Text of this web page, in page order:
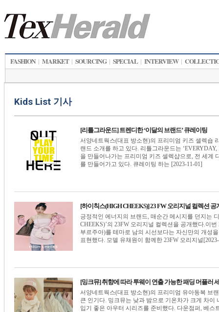
FASHION | MARKET | SOURCING | SPECIAL | INTERVIEW |
Kids List 기사
[리틀그라운드] 트렌디한 ‘이달의 브랜드’ 큐레이팅
서양네트웍스(대표 방소현)의 프리미엄 키즈 셀렉숍
랜드 소개를 하고 있다. 리틀그라운드는
을 만들어나가는 프리미엄 키즈 셀렉샵으로, 전 세계
를 만들어가고 있다. 큐레이팅 하는 [2023-11-01]
[하이칙스(HIGH CHEEKS)] 23 FW 오리지널 컬렉션 공
긍정적인 에너지의 브랜드, 매순간 메시지를 던지는
CHEEKS)’의 23FW 오리지널 컬렉션을 공개했다.이
부르주아)를 테마로 남의 시선보다는 자신만의 개성
표현했다. 모델 유채원이 함께한 23FW 오리지널
[밍크뮤] 취향에 따라 투웨이 연출 가능한 패딩 머플러
서양네트웍스(대표 방소현)의 프리미엄 유아동복 브
큰 인기다. 밍크뮤는 낮과 밤으로 기온차가 크게 차
입기 좋은 아우터 시리즈를 준비했다. 다운점퍼, 베스